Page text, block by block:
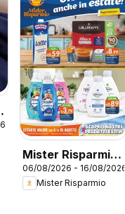
Mister Risparmio
volantino
06/08/2026 - 16/08/2026
Mister Risparmio